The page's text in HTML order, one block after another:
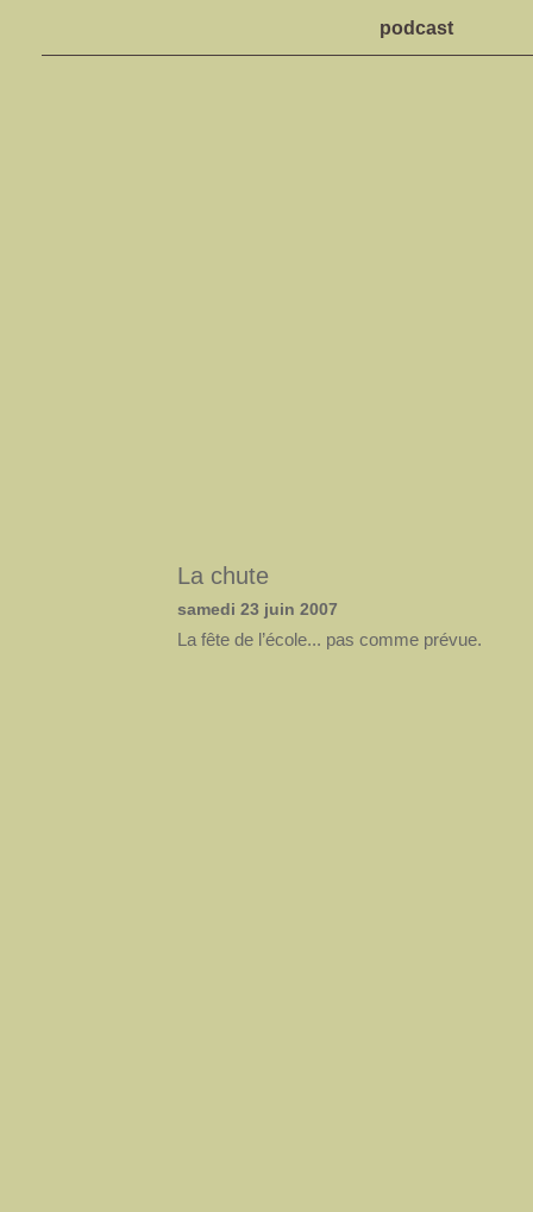
podcast
La chute
La fête de l’école... pas comme prévue.
samedi 23 juin 2007